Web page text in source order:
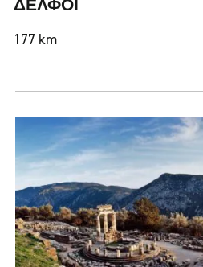
ΔΕΛΦΟΙ
177 km